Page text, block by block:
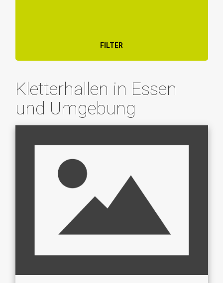
FILTER
Kletterhallen in Essen
und Umgebung